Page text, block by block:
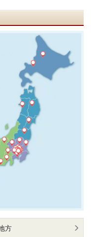
方